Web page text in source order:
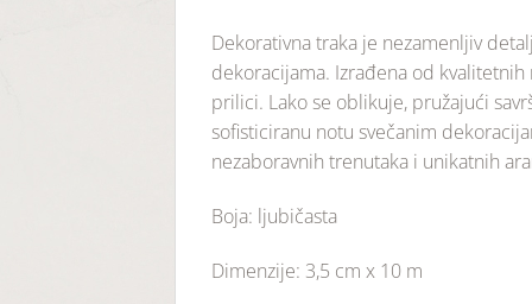
Dekorativna traka je nezamenljiv
dekoracijama. Izrađena od
prilici. Lako se oblikuje, pružajući
sofisticiranu notu svečanim
nezaboravnih trenutaka i unikatnih
Boja: ljubičasta
Dimenzije: 3,5 cm x 10 m